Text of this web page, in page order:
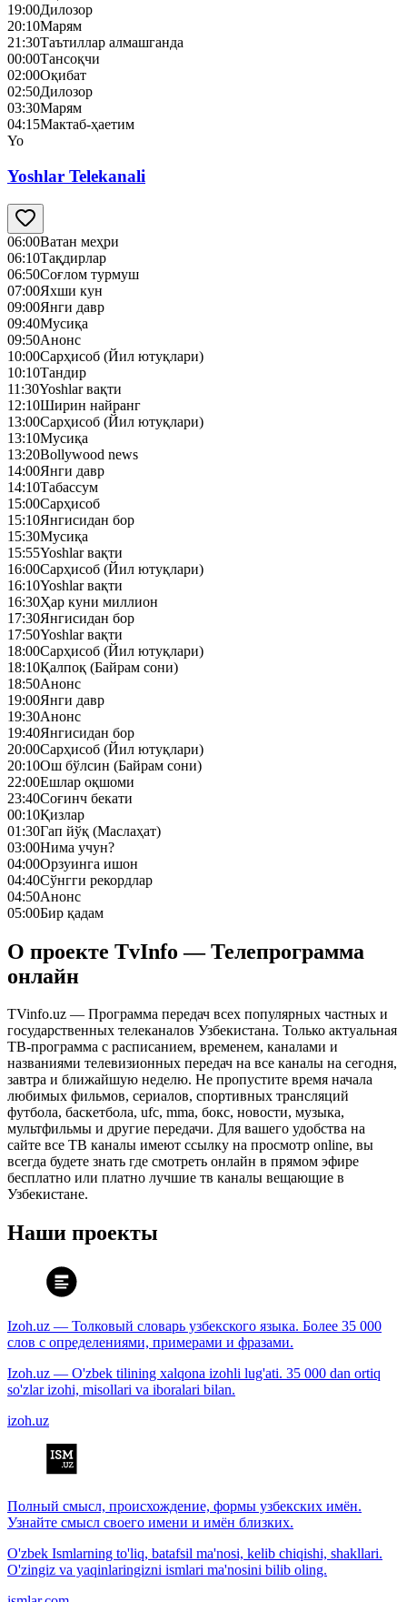
19:00Дилозор
20:10Марям
21:30Таътиллар алмашганда
00:00Тансоқчи
02:00Оқибат
02:50Дилозор
03:30Марям
04:15Мактаб-ҳаетим
Yo
Yoshlar Telekanali
06:00Ватан меҳри
06:10Тақдирлар
06:50Соғлом турмуш
07:00Яхши кун
09:00Янги давр
09:40Mусиқа
09:50Анонс
10:00Сарҳисоб (Йил ютуқлари)
10:10Тандир
11:30Yoshlar вақти
12:10Ширин найранг
13:00Сарҳисоб (Йил ютуқлари)
13:10Mусиқа
13:20Bollywood news
14:00Янги давр
14:10Табассум
15:00Сарҳисоб
15:10Янгисидан бор
15:30Mусиқа
15:55Yoshlar вақти
16:00Сарҳисоб (Йил ютуқлари)
16:10Yoshlar вақти
16:30Ҳар куни миллион
17:30Янгисидан бор
17:50Yoshlar вақти
18:00Сарҳисоб (Йил ютуқлари)
18:10Қалпоқ (Байрам сони)
18:50Анонс
19:00Янги давр
19:30Анонс
19:40Янгисидан бор
20:00Сарҳисоб (Йил ютуқлари)
20:10Ош бўлсин (Байрам сони)
22:00Ешлар оқшоми
23:40Соғинч бекати
00:10Қизлар
01:30Гап йўқ (Маслаҳат)
03:00Нима учун?
04:00Орзуинга ишон
04:40Сўнгги рекордлар
04:50Анонс
05:00Бир қадам
О проекте TvInfo — Телепрограмма
онлайн
TVinfo.uz — Программа передач всех популярных частных и
государственных телеканалов Узбекистана. Только актуальная
ТВ-программа с расписанием, временем, каналами и
названиями телевизионных передач на все каналы на сегодня,
завтра и ближайшую неделю. Не пропустите время начала
любимых фильмов, сериалов, спортивных трансляций
футбола, баскетбола, ufc, mma, бокс, новости, музыка,
мультфильмы и другие передачи. Для вашего удобства на
сайте все ТВ каналы имеют ссылку на просмотр online, вы
всегда будете знать где смотреть онлайн в прямом эфире
бесплатно или платно лучшие тв каналы вещающие в
Узбекистане.
Наши проекты
Izoh.uz — Толковый словарь узбекского языка. Более 35 000
слов с определениями, примерами и фразами.
Izoh.uz — O'zbek tilining xalqona izohli lug'ati. 35 000 dan ortiq
so'zlar izohi, misollari va iboralari bilan.
izoh.uz
Полный смысл, происхождение, формы узбекских имён.
Узнайте смысл своего имени и имён близких.
O'zbek Ismlarning to'liq, batafsil ma'nosi, kelib chiqishi, shakllari.
O'zingiz va yaqinlaringizni ismlari ma'nosini bilib oling.